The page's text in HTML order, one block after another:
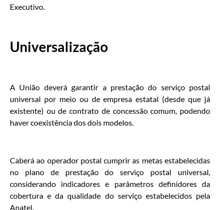
Executivo.
Universalização
A União deverá garantir a prestação do serviço postal
universal por meio ou de empresa estatal (desde que já
existente) ou de contrato de concessão comum, podendo
haver coexistência dos dois modelos.
Caberá ao operador postal cumprir as metas estabelecidas
no plano de prestação do serviço postal universal,
considerando indicadores e parâmetros definidores da
cobertura e da qualidade do serviço estabelecidos pela
Anatel.